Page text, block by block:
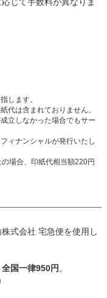
じて手数料が異なりま
します。
代は含まれておりません。
立しなかった場合でもサー
ィナンシャルが発行いたし
場合、印紙代相当額220円
式会社 宅急便を使用し
全国一律950円 。